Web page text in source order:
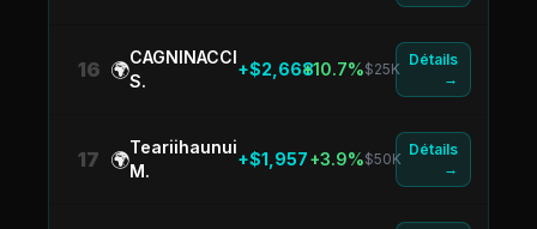
16 🌍
CAGNINACCI
S.
+$2,668+10.7%$25K
Détails
→
17 🌍
Teariihaunui
M.
+$1,957+3.9%$50K
Détails
→